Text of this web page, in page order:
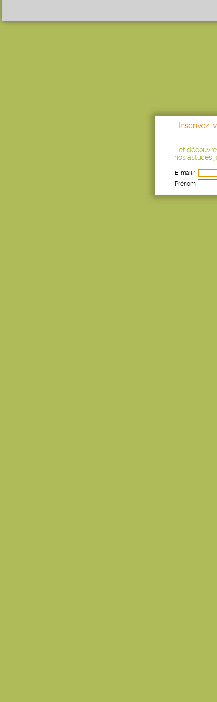
Inscrivez-
...et
nos astuces
E-mail *
Prénom
Age